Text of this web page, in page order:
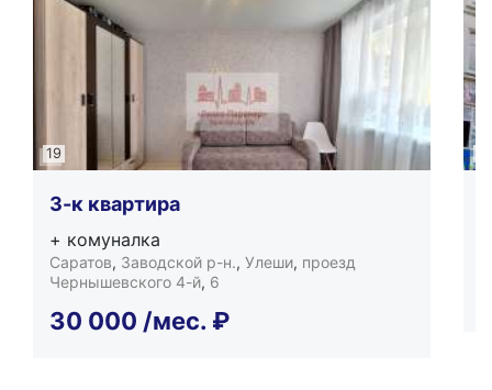
19
3-к квартира
+ комуналка
Саратов, Заводской р-н., Улеши, проезд
Чернышевского 4-й, 6
30 000 /мес. ₽